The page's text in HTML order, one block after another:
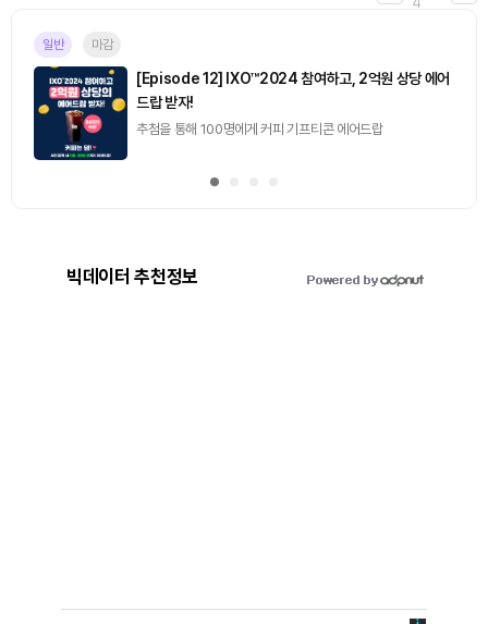
일반 마감
[Episode 12] IXO™2024 참여하고, 2억원 상당 에어
드랍 받자!
추첨을 통해 100명에게 커피 기프티콘 에어드랍
빅데이터 추천정보